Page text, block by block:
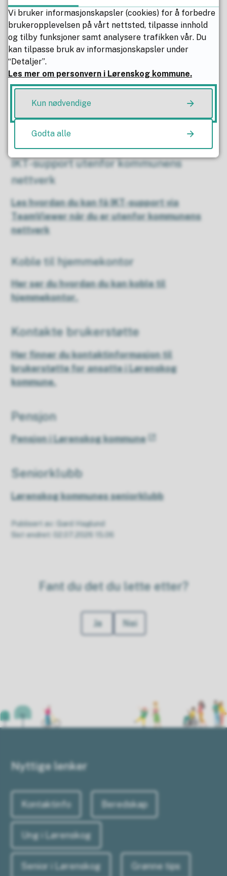
Bildearkiv for ansatte
Imageshop, bildearkiv for ansatte i
kommunen
(krever pålogging, logg på med e-
post og Windows-passord)
Her finner du Compilo, rutineoversikten for
Lørenskog kommune.
IKT-support utenfor kommunens
nettverk
Les hvordan du kan få IKT-support via
TeamViewer når du er utenfor kommunens
nettverk
Koble til hjemmekontor
Her ser du hvordan du kan koble til
hjemmekontor.
Kontakte brukerstøtte
Her finner du kontaktinformasjon til
brukerstøtte for ansatte i Lørenskog
kommune.
Pensjon
Pensjon i Lørenskog kommune
Seniorklubb
Lørenskog kommunes seniorklubb
Publisert av
Gard Haglund
Sist endret
02.07.2026 15.06
Fant du det du lette etter?
Ja Nei
Nyttige lenker
Kontaktinfo Beredskap
Ung i Lørenskog
Senior i Lørenskog Grønne tips
Vi bruker informasjonskapsler (cookies) for å forbedre
brukeropplevelsen på vårt nettsted, tilpasse innhold
og tilby funksjoner samt analysere trafikken vår. Du
kan tilpasse bruk av informasjonskapsler under
“Detaljer”.
Les mer om personvern i Lørenskog kommune.
Kun nødvendige
Godta alle